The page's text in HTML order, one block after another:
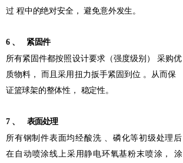
过 程中的绝对安全， 避免意外发生。
6 、
紧固件
所有紧固件都按照设计要求（强度级别）
采购优
质物料，
而且采用扭力扳手紧固到位 。从而保
证篮球架的整体性，
稳定性。
7 、
表面处理
所有钢制件表面均经酸洗
、磷化等初级处理后
在自动喷涂线上采用静电环氧基粉末喷涂，
涂